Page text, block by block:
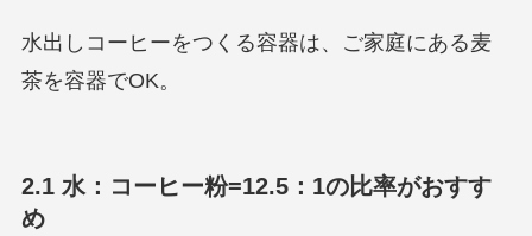
水出しコーヒーをつくる容器は、ご家庭にある麦
茶を容器でOK。
2.1 水：コーヒー粉=12.5：1の比率がおすす
め